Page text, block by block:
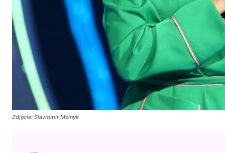
Zdjęcie: Sławomir Melnyk